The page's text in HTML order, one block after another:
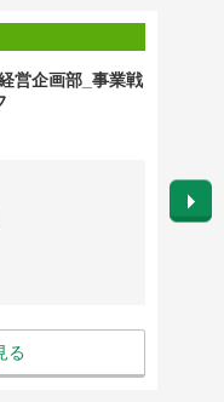
営企画部_事業戦
る
勤務
英語
給